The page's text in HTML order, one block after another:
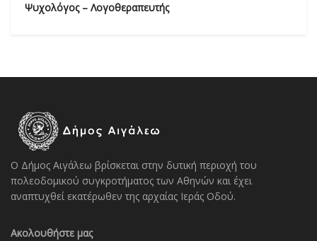
Ψυχολόγος – Λογοθεραπευτής
Ο Δήμος Αιγάλεω βρίσκεται στην δυτική περιοχή του
πολεοδομικού συγκροτήματος των Αθηνών και έχει
αναπτυχθεί εκατέρωθεν της αρχαίας Ιεράς Οδού.
Ακολουθήστε μας